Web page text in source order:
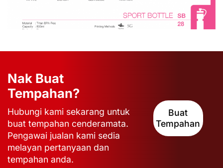
Nak Buat
Tempahan?
Hubungi kami sekarang untuk
buat tempahan cenderamata.
Pengawai jualan kami sedia
melayan pertanyaan dan
tempahan anda.
Buat
Tempahan